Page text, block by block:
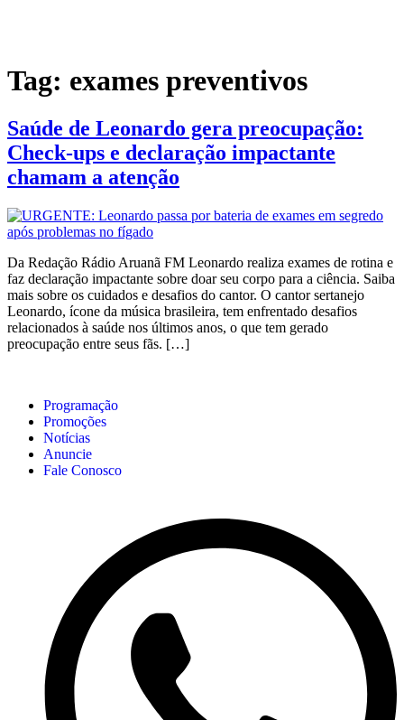
Tag: exames preventivos
Saúde de Leonardo gera preocupação:
Check-ups e declaração impactante
chamam a atenção
Da Redação Rádio Aruanã FM Leonardo realiza exames de rotina e
faz declaração impactante sobre doar seu corpo para a ciência. Saiba
mais sobre os cuidados e desafios do cantor. O cantor sertanejo
Leonardo, ícone da música brasileira, tem enfrentado desafios
relacionados à saúde nos últimos anos, o que tem gerado
preocupação entre seus fãs. […]
Programação
Promoções
Notícias
Anuncie
Fale Conosco